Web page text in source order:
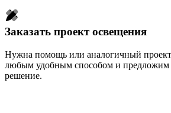
Заказать проект освещения
Нужна помощь или аналогичный
любым удобным способом и предложим
решение.